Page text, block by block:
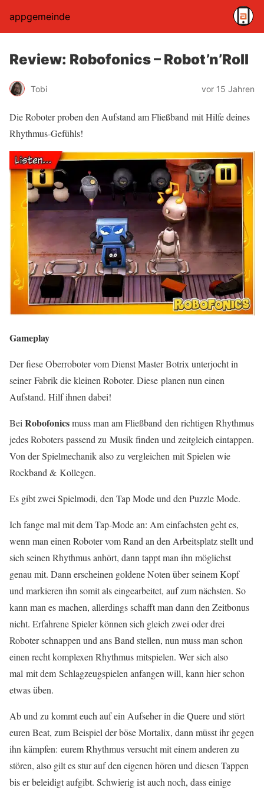
appgemeinde
Review: Robofonics – Robot’n’Roll
Tobi vor 15 Jahren
Die Roboter proben den Aufstand am Fließband mit Hilfe deines
Rhythmus-Gefühls!
Gameplay
Der fiese Oberroboter vom Dienst Master Botrix unterjocht in
seiner Fabrik die kleinen Roboter. Diese planen nun einen
Aufstand. Hilf ihnen dabei!
Bei Robofonicsmuss man am Fließband den richtigen Rhythmus
jedes Roboters passend zu Musik finden und zeitgleich eintappen.
Von der Spielmechanik also zu vergleichen mit Spielen wie
Rockband & Kollegen.
Es gibt zwei Spielmodi, den Tap Mode und den Puzzle Mode.
Ich fange mal mit dem Tap-Mode an: Am einfachsten geht es,
wenn man einen Roboter vom Rand an den Arbeitsplatz stellt und
sich seinen Rhythmus anhört, dann tappt man ihn möglichst
genau mit. Dann erscheinen goldene Noten über seinem Kopf
und markieren ihn somit als eingearbeitet, auf zum nächsten. So
kann man es machen, allerdings schafft man dann den Zeitbonus
nicht. Erfahrene Spieler können sich gleich zwei oder drei
Roboter schnappen und ans Band stellen, nun muss man schon
einen recht komplexen Rhythmus mitspielen. Wer sich also
mal mit dem Schlagzeugspielen anfangen will, kann hier schon
etwas üben.
Ab und zu kommt euch auf ein Aufseher in die Quere und stört
euren Beat, zum Beispiel der böse Mortalix, dann müsst ihr gegen
ihn kämpfen: eurem Rhythmus versucht mit einem anderen zu
stören, also gilt es stur auf den eigenen hören und diesen Tappen
bis er beleidigt aufgibt. Schwierig ist auch noch, dass einige